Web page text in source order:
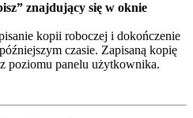
znajdujący się w oknie
kopii roboczej i dokończenie
czasie. Zapisaną kopię
poziomu panelu użytkownika.